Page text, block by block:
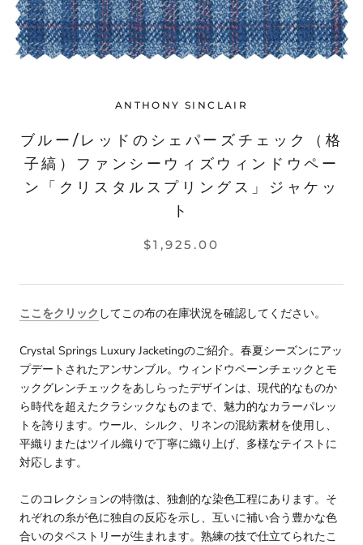
ANTHONY SINCLAIR
ブルー/レッドのシェパーズチェック（格
子縞）ファンシーウィズウィンドウペー
ン「クリスタルスプリングス」ジャケッ
ト
$1,925.00
ここをクリック してこの布の在庫状況を確認してください。
Crystal Springs Luxury Jacketingのご紹介。春夏シーズンにアッ
プデートされたアンサンブル。ウィンドウペーンチェックとモ
ックグレンチェックをあしらったデザインは、現代的なものか
ら時代を超えたクラシックなものまで、魅力的なカラーパレッ
トを誇ります。ウール、シルク、リネンの混紡素材を使用し、
平織りまたはツイル織りで丁寧に織り上げ、多様なテイストに
対応します。
このコレクションの特徴は、独創的な染色工程にあります。そ
れぞれの糸が色に独自の反応を示し、互いに補い合う豊かな色
合いのタペストリーが生まれます。熟練の技で仕立てられたこ